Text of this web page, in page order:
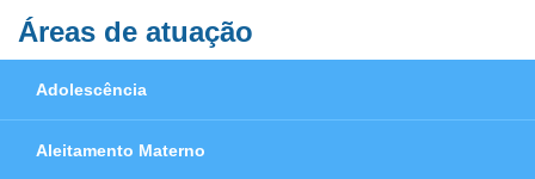
Áreas de atuação
Adolescência
Aleitamento Materno